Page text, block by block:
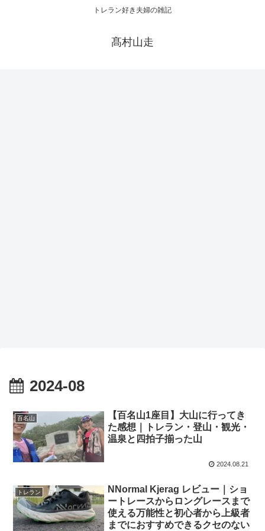
トレラン好き夫婦の雑記
髙村山走
2024-08
百名山
【百名山1座目】大山に行ってき
た感想｜トレラン・登山・観光・
温泉と四拍子揃った山
2024.08.21
トレラン
NNormal Kjerag レビュー｜ショ
ートレースからロングレースまで
使える万能性と初心者から上級者
までにおすすめできるクセのない